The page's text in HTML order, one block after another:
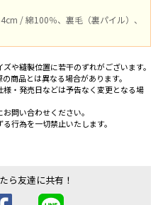
/ 綿100％、裏毛（裏パイル）、
や縫製位置に若干のずれがございます。
商品とは異なる場合があります。
・発売日などは予告なく変更となる場
問い合わせください。
行為を一切禁止いたします。
ら友達に共有！